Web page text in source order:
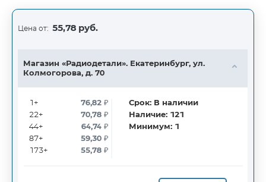
Цена от: 55,78 руб.
Магазин «Радиодетали». Екатеринбург, ул.
Колмогорова, д. 70
1+
22+
44+
87+
173+
76,82₽
70,78₽
64,74₽
59,30₽
55,78₽
Срок: В наличии
Наличие: 121
Минимум: 1